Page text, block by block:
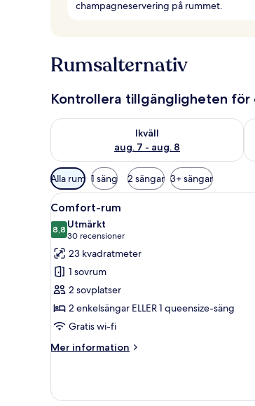
champagneservering på rummet.
Rumsalternativ
Kontrollera tillgängligheten för
Ikväll
aug. 7 - aug. 8
Kontrollera tillgängligheten för ikväll
Tillgängliga
filter
för
rum
Alla rum 1 säng 2 sängar 3+ sängar
Öppna
alla
foton
för
Comfort-
rum
Ett hotellrum
10
Comfort-rum
8,88,8 av 10
Utmärkt
30 recensioner
(30 recensioner)
23 kvadratmeter
1 sovrum
2 sovplatser
2 enkelsängar ELLER 1 queensize-säng
Gratis wi-fi
Mer information
Mer
rum